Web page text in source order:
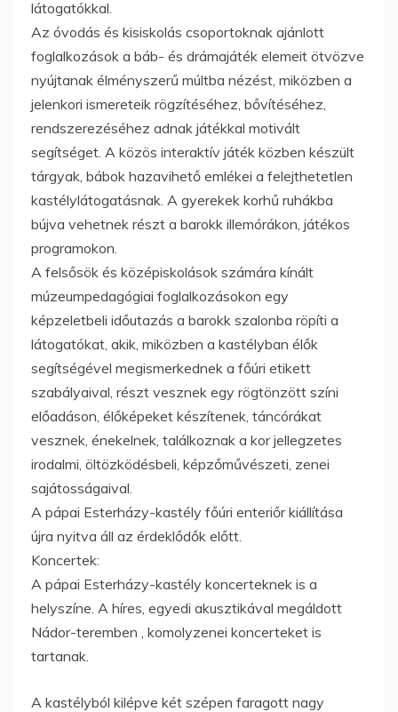
látogatókkal.
Az óvodás és kisiskolás csoportoknak ajánlott
foglalkozások a báb- és drámajáték elemeit ötvözve
nyújtanak élményszerű múltba nézést, miközben a
jelenkori ismereteik rögzítéséhez, bővítéséhez,
rendszerezéséhez adnak játékkal motivált
segítséget. A közös interaktív játék közben készült
tárgyak, bábok hazavihető emlékei a felejthetetlen
kastélylátogatásnak. A gyerekek korhű ruhákba
bújva vehetnek részt a barokk illemórákon, játékos
programokon.
A felsősök és középiskolások számára kínált
múzeumpedagógiai foglalkozásokon egy
képzeletbeli időutazás a barokk szalonba röpíti a
látogatókat, akik, miközben a kastélyban élők
segítségével megismerkednek a főúri etikett
szabályaival, részt vesznek egy rögtönzött színi
előadáson, élőképeket készítenek, táncórákat
vesznek, énekelnek, találkoznak a kor jellegzetes
irodalmi, öltözködésbeli, képzőművészeti, zenei
sajátosságaival.
A pápai Esterházy-kastély főúri enteriőr kiállítása
újra nyitva áll az érdeklődők előtt.
Koncertek:
A pápai Esterházy-kastély koncerteknek is a
helyszíne. A híres, egyedi akusztikával megáldott
Nádor-teremben , komolyzenei koncerteket is
tartanak.
A kastélyból kilépve két szépen faragott nagy